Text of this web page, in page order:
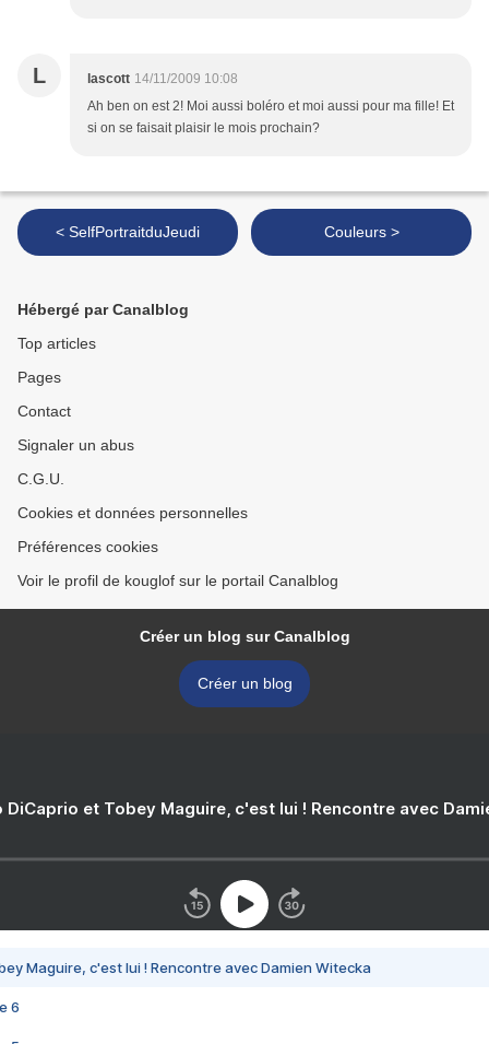
L lascott 14/11/2009 10:08
Ah ben on est 2! Moi aussi boléro et moi aussi pour ma fille! Et
si on se faisait plaisir le mois prochain?
< SelfPortraitduJeudi Couleurs >
Hébergé par Canalblog
Top articles
Pages
Contact
Signaler un abus
C.G.U.
Cookies et données personnelles
Préférences cookies
Voir le profil de kouglof sur le portail Canalblog
Créer un blog sur Canalblog
Créer un blog
DiCaprio et Tobey Maguire, c'est lui ! Rencontre avec
Maguire, c'est lui ! Rencontre avec Damien Witecka
6